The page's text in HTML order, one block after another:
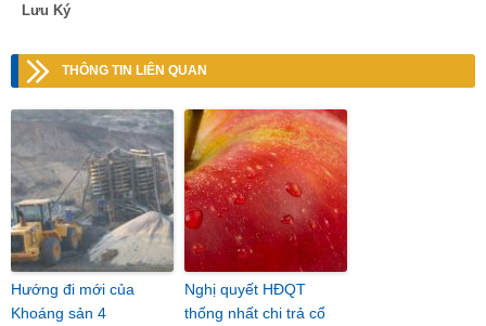
Lưu Ký
THÔNG TIN LIÊN QUAN
Hướng đi mới của
Khoáng sản 4
Nghị quyết HĐQT
thống nhất chi trả cổ